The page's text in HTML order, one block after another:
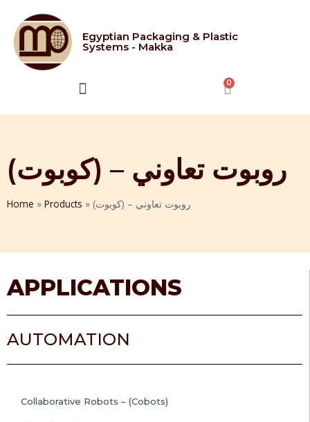
Egyptian Packaging & Plastic
Systems - Makka
روبوت تعاوني – (كوبوت)
Home » Products » روبوت تعاوني – (كوبوت)
APPLICATIONS
AUTOMATION
Collaborative Robots – (Cobots)